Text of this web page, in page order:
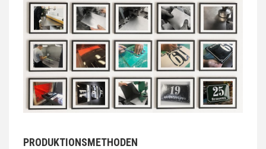
PRODUKTIONSMETHODEN